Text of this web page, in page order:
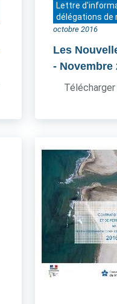
Lettre
délégations de
octobre 2016
Les
- Novembre